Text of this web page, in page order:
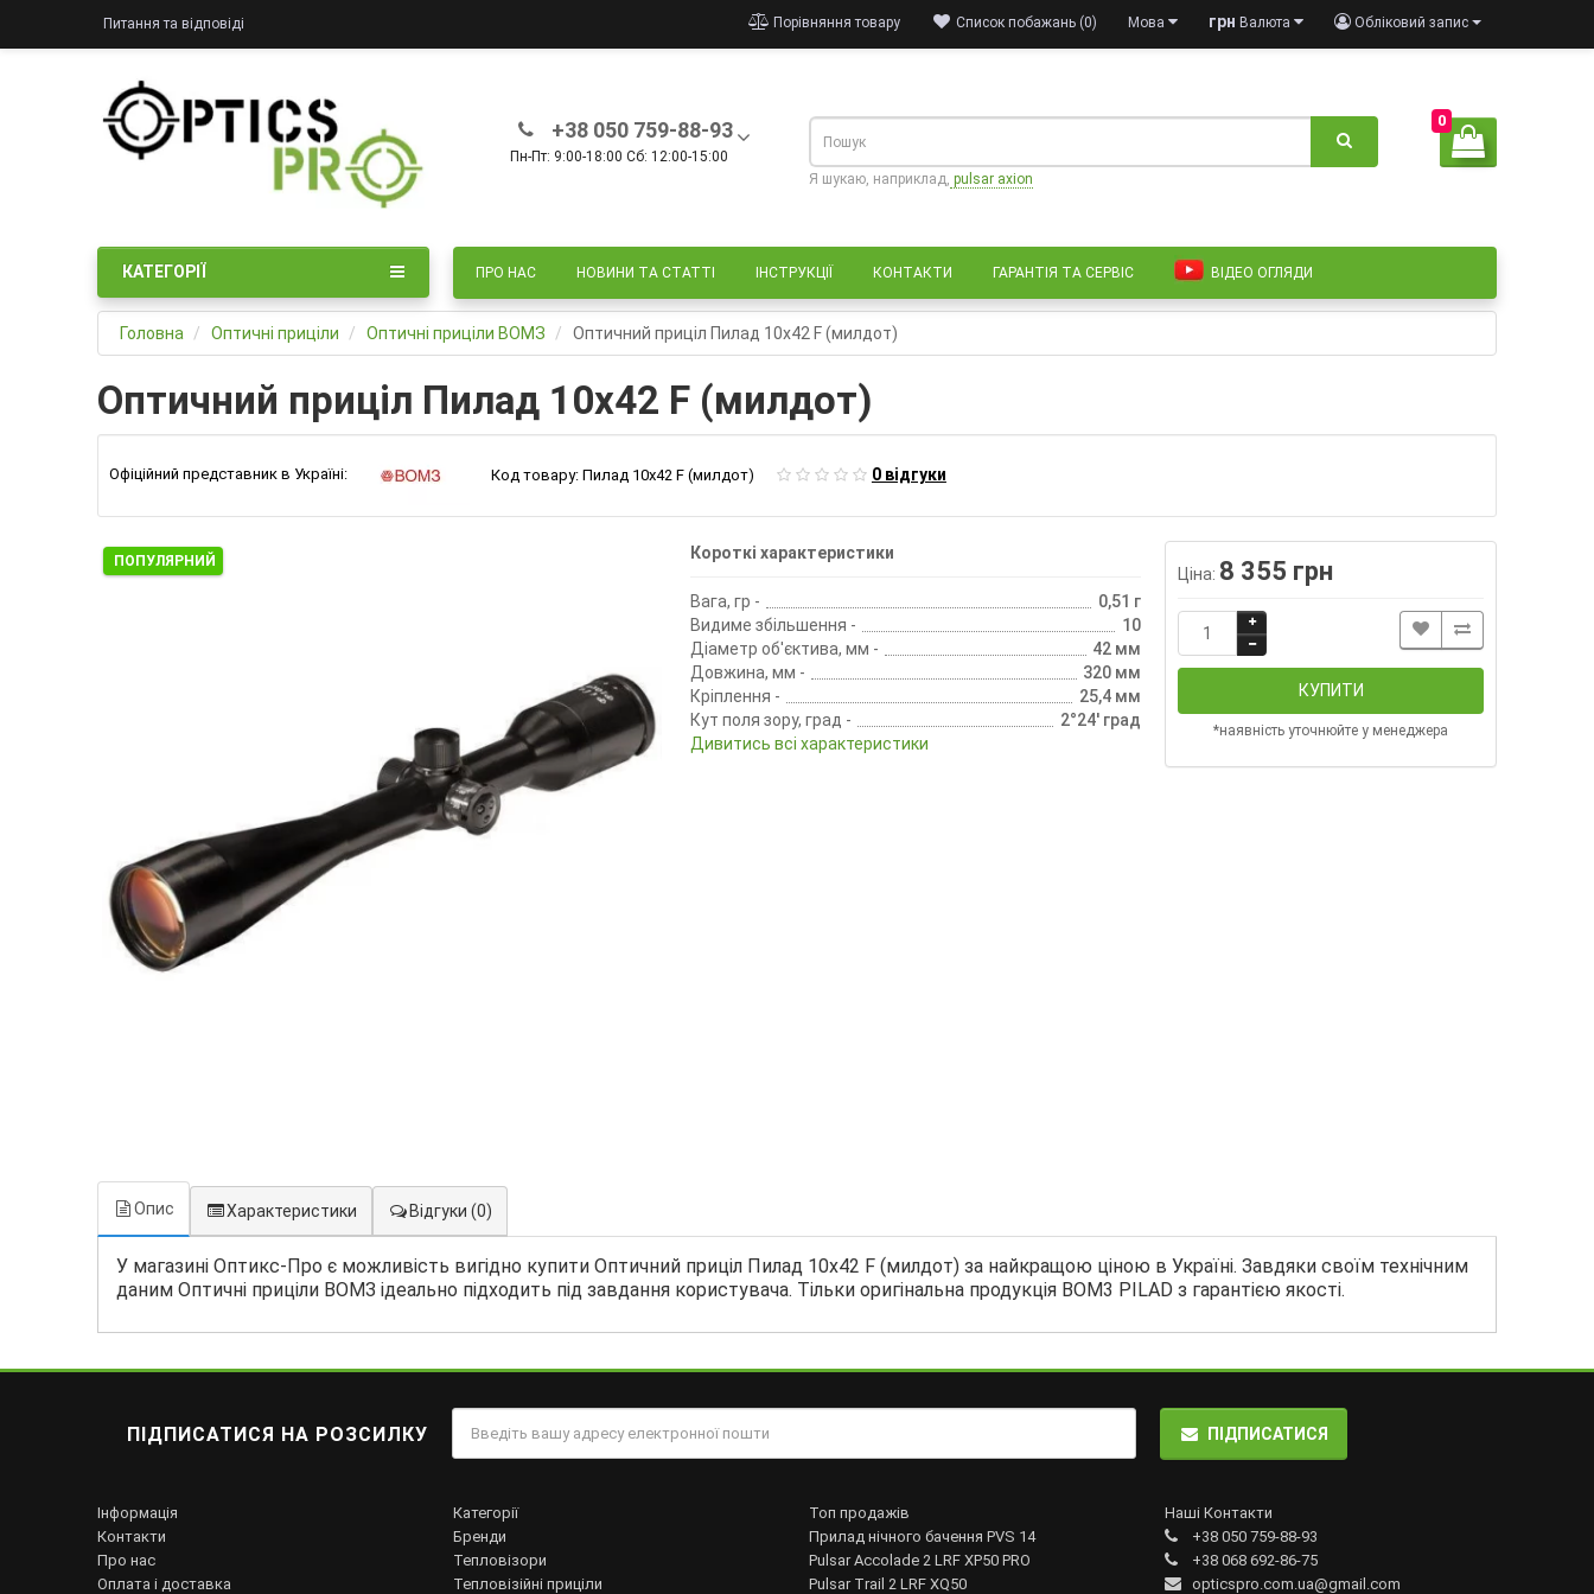
Питання та відповіді Обліковий запис
грн Валюта
Мова
Список побажань (0)
Порівняння товару
+38 050 759-88-93
Пн-Пт: 9:00-18:00 Сб: 12:00-15:00
0
Я шукаю, наприклад, pulsar axion
ПРО НАС НОВИНИ ТА СТАТТІ ІНСТРУКЦІЇ КОНТАКТИ ГАРАНТІЯ ТА СЕРВІС ВІДЕО ОГЛЯДИ
КАТЕГОРІЇ
Головна Оптичні приціли Оптичні приціли ВОМЗ Оптичний приціл Пилад 10х42 F (милдот)
Оптичний приціл Пилад 10х42 F (милдот)
Офіційний представник в Україні: Код товару: Пилад 10х42 F (милдот) 0 відгуки
ПОПУЛЯРНИЙ Короткі характеристики
Вага, гр -
0,51 г
Видиме збільшення -
10
Діаметр об'єктива, мм -
42 мм
Довжина, мм -
320 мм
Кріплення -
25,4 мм
Кут поля зору, град -
2°24' град
Дивитись всі характеристики
Ціна: 8 355 грн
КУПИТИ
*наявність уточнюйте у менеджера
Опис Характеристики Відгуки (0)
У магазині Оптикс-Про є можливість вигідно купити Оптичний приціл Пилад 10х42 F (милдот) за найкращою ціною в Україні. Завдяки своїм технічним
даним Оптичні приціли ВОМЗ ідеально підходить під завдання користувача. Тільки оригінальна продукція ВОМ3 PILAD з гарантією якості.
ПІДПИСАТИСЯ НА РОЗСИЛКУ ПІДПИСАТИСЯ
Інформація
Контакти
Про нас
Оплата і доставка
Категорії
Бренди
Тепловізори
Тепловізійні приціли
Топ продажів
Прилад нічного бачення PVS 14
Pulsar Accolade 2 LRF XP50 PRO
Pulsar Trail 2 LRF XQ50
Наші Контакти
+38 050 759-88-93
+38 068 692-86-75
opticspro.com.ua@gmail.com